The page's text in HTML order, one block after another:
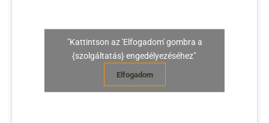
"Kattintson az 'Elfogadom' gombra a
{szolgáltatás} engedélyezéséhez"
Elfogadom